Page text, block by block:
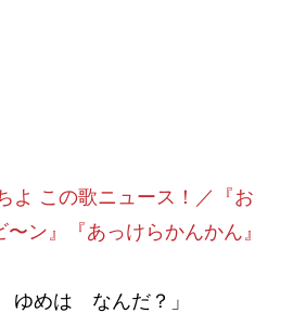
よ この歌ニュース！／『お
ン』『あっけらかんかん』
ゆめは なんだ？」